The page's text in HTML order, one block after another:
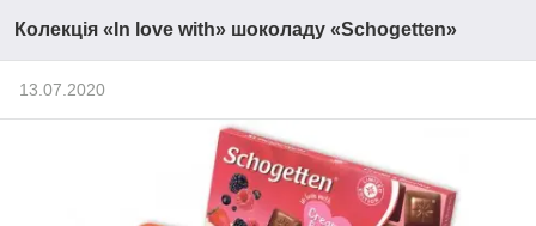
Колекція «In love with» шоколаду «Schogetten»
13.07.2020